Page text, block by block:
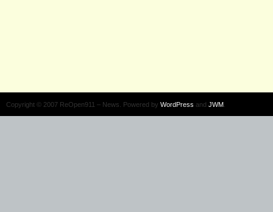
Copyright © 2007 ReOpen911 – News. Powered by WordPress and JWM